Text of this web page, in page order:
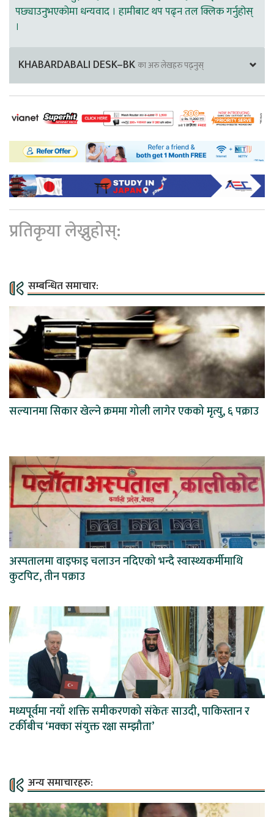
पछ्याउनुभएकोमा धन्यवाद । हामीबाट थप पढ्न तल क्लिक गर्नुहोस्
।
KHABARDABALI DESK–BKका अरु लेखहरु पढ्नुस्
प्रतिकृया लेख्नुहोस्:
सम्बन्धित समाचार:
सल्यानमा सिकार खेल्ने क्रममा गोली लागेर एकको मृत्यु, ६ पक्राउ
अस्पतालमा वाइफाइ चलाउन नदिएको भन्दै स्वास्थ्यकर्मीमाथि
कुटपिट, तीन पक्राउ
मध्यपूर्वमा नयाँ शक्ति समीकरणको संकेतः साउदी, पाकिस्तान र
टर्कीबीच ‘मक्का संयुक्त रक्षा सम्झौता’
अन्य समाचारहरु: